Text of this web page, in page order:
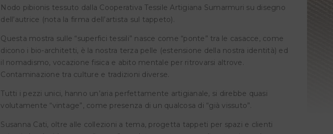
Nodo pibionis tessuto dalla Cooperativa Tessile Artigiana Sumarmuri su disegno
dell’autrice (nota la firma dell’artista sul tappeto).
Questa mostra sulle “superfici tessili” nasce come “ponte” tra le casacce, come
dicono i bio-architetti, è la nostra terza pelle (estensione della nostra identità) ed
il nomadismo, vocazione fisica e abito mentale per ritrovarsi altrove.
Contaminazione tra culture e tradizioni diverse.
Tutti i pezzi unici, hanno un’aria perfettamente artigianale, si direbbe quasi
volutamente “vintage”, come presenza di un qualcosa di “già vissuto”.
Susanna Cati, oltre alle collezioni a tema, progetta tappeti per spazi e clienti